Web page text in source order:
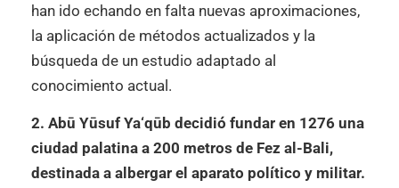
han ido echando en falta nuevas aproximaciones,
la aplicación de métodos actualizados y la
búsqueda de un estudio adaptado al
conocimiento actual.
2. Abū Yūsuf Ya‘qūb decidió fundar en 1276 una
ciudad palatina a 200 metros de Fez al-Bali,
destinada a albergar el aparato político y militar.